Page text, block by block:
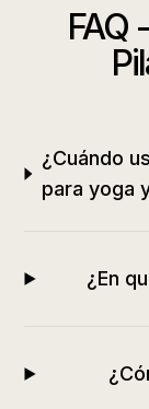
FAQ -
¿Cuándo
para yoga
¿En